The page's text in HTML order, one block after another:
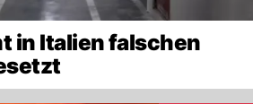
in Italien falschen